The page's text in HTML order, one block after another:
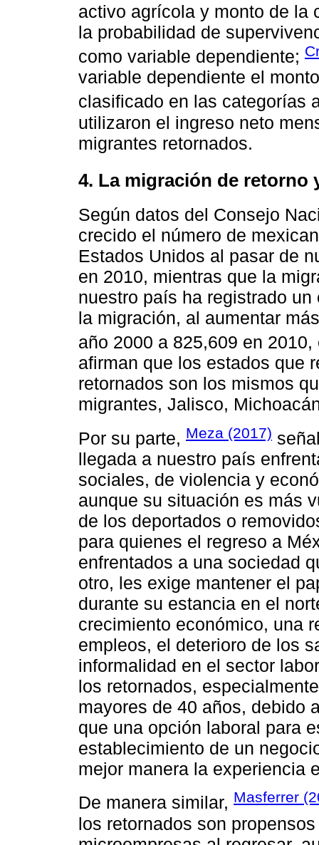
activo agrícola y monto de la
la probabilidad de
como variable dependiente;
variable dependiente el
clasificado en las categorías
utilizaron el ingreso neto
migrantes retornados.
4. La migración de retorno
Según datos del Consejo
crecido el número de
Estados Unidos al pasar de
en 2010, mientras que la
nuestro país ha registrado
la migración, al aumentar
año 2000 a 825,609 en
afirman que los estados que
retornados son los mismos
migrantes, Jalisco,
Por su parte, Meza (2017)
llegada a nuestro país
sociales, de violencia y
aunque su situación es más
de los deportados o
para quienes el regreso a
enfrentados a una sociedad
otro, les exige mantener el
durante su estancia en el
crecimiento económico, una
empleos, el deterioro de los
informalidad en el sector
los retornados,
mayores de 40 años, debido
que una opción laboral para
establecimiento de un
mejor manera la experiencia
De manera similar, Masferrer
los retornados son